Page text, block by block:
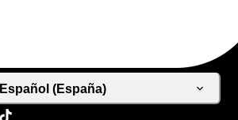
Español (España)